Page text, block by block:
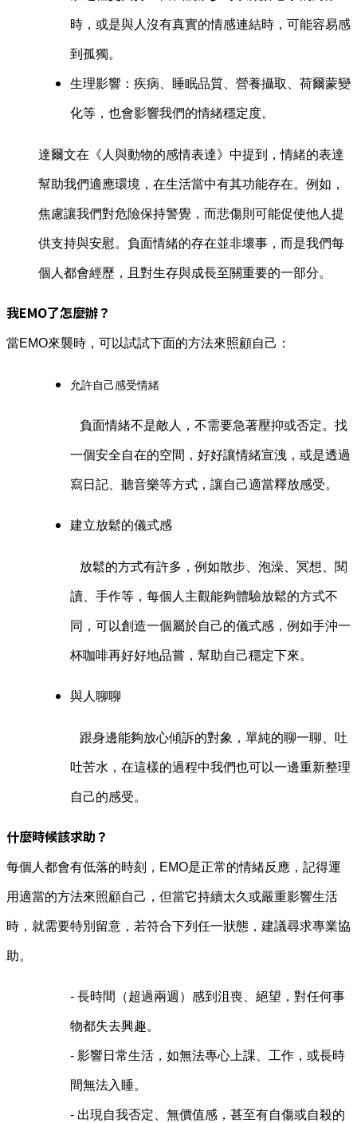
時，或是與人沒有真實的情感連結時，可能容易感
到孤獨。
生理影響：疾病、睡眠品質、營養攝取、荷爾蒙變
化等，也會影響我們的情緒穩定度。
達爾文在《人與動物的感情表達》中提到，情緒的表達
幫助我們適應環境，在生活當中有其功能存在。例如，
焦慮讓我們對危險保持警覺，而悲傷則可能促使他人提
供支持與安慰。負面情緒的存在並非壞事，而是我們每
個人都會經歷，且對生存與成長至關重要的一部分。
我EMO了怎麼辦？
當EMO來襲時，可以試試下面的方法來照顧自己：
允許自己感受情緒
負面情緒不是敵人，不需要急著壓抑或否定。找
一個安全自在的空間，好好讓情緒宣洩，或是透過
寫日記、聽音樂等方式，讓自己適當釋放感受。
建立放鬆的儀式感
放鬆的方式有許多，例如散步、泡澡、冥想、閱
讀、手作等，每個人主觀能夠體驗放鬆的方式不
同，可以創造一個屬於自己的儀式感，例如手沖一
杯咖啡再好好地品嘗，幫助自己穩定下來。
與人聊聊
跟身邊能夠放心傾訴的對象，單純的聊一聊、吐
吐苦水，在這樣的過程中我們也可以一邊重新整理
自己的感受。
什麼時候該求助？
每個人都會有低落的時刻，EMO是正常的情緒反應，記得運
用適當的方法來照顧自己，但當它持續太久或嚴重影響生活
時，就需要特別留意，若符合下列任一狀態，建議尋求專業協
助。
- 長時間（超過兩週）感到沮喪、絕望，對任何事
物都失去興趣。
- 影響日常生活，如無法專心上課、工作，或長時
間無法入睡。
- 出現自我否定、無價值感，甚至有自傷或自殺的